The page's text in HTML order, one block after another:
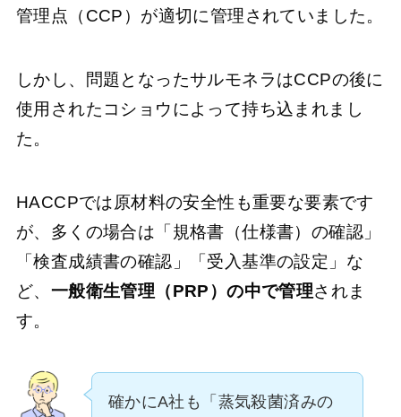
管理点（CCP）が適切に管理されていました。
しかし、問題となったサルモネラはCCPの後に
使用されたコショウによって持ち込まれまし
た。
HACCPでは原材料の安全性も重要な要素です
が、多くの場合は「規格書（仕様書）の確認」
「検査成績書の確認」「受入基準の設定」な
ど、 一般衛生管理（PRP）の中で管理されま
す。
確かにA社も「蒸気殺菌済みの